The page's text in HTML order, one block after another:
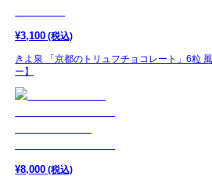
¥3,100 (税込)
きよ泉 「京都のトリュフチョコレート」6粒
ー】
¥8,000 (税込)